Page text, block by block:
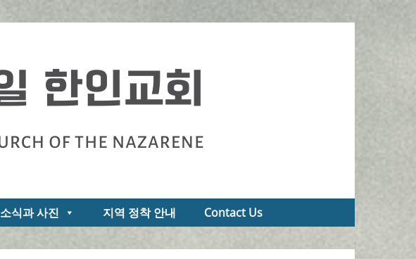
소식과 사진 지역 정착 안내 Contact Us